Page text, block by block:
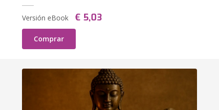
Versión eBook € 5,03
Comprar